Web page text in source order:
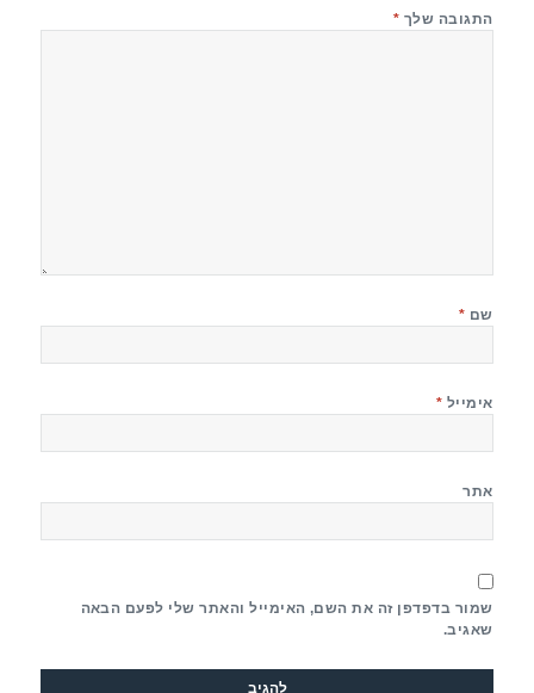
התגובה שלך *
שם *
אימייל *
אתר
שמור בדפדפן זה את השם, האימייל והאתר שלי לפעם הבאה
שאגיב.